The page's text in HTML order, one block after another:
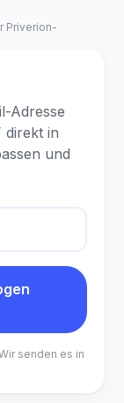
Priverion-
Adresse
direkt in
und
senden es in